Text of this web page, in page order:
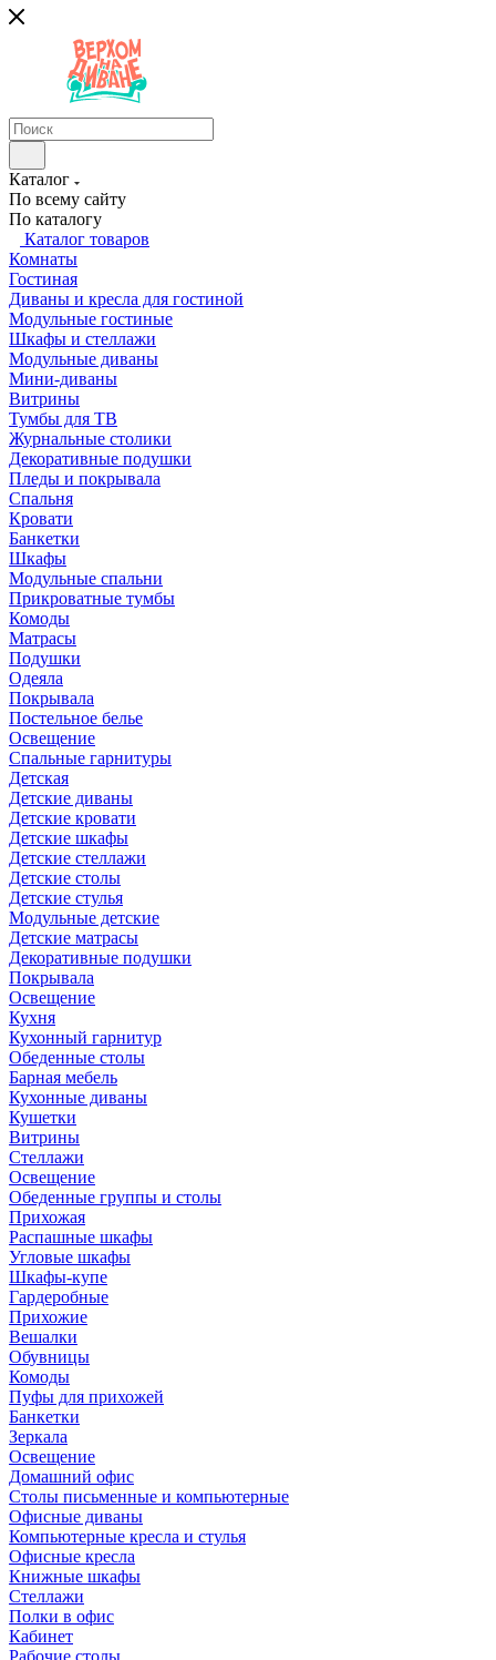
Каталог
По всему сайту
По каталогу
Каталог товаров
Комнаты
Гостиная
Диваны и кресла для гостиной
Модульные гостиные
Шкафы и стеллажи
Модульные диваны
Мини-диваны
Витрины
Тумбы для ТВ
Журнальные столики
Декоративные подушки
Пледы и покрывала
Спальня
Кровати
Банкетки
Шкафы
Модульные спальни
Прикроватные тумбы
Комоды
Матрасы
Подушки
Одеяла
Покрывала
Постельное белье
Освещение
Спальные гарнитуры
Детская
Детские диваны
Детские кровати
Детские шкафы
Детские стеллажи
Детские столы
Детские стулья
Модульные детские
Детские матрасы
Декоративные подушки
Покрывала
Освещение
Кухня
Кухонный гарнитур
Обеденные столы
Барная мебель
Кухонные диваны
Кушетки
Витрины
Стеллажи
Освещение
Обеденные группы и столы
Прихожая
Распашные шкафы
Угловые шкафы
Шкафы-купе
Гардеробные
Прихожие
Вешалки
Обувницы
Комоды
Пуфы для прихожей
Банкетки
Зеркала
Освещение
Домашний офис
Столы письменные и компьютерные
Офисные диваны
Компьютерные кресла и стулья
Офисные кресла
Книжные шкафы
Стеллажи
Полки в офис
Кабинет
Рабочие столы